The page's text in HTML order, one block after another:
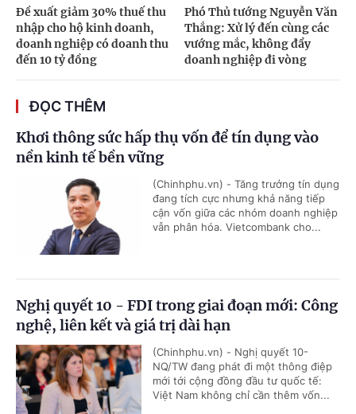
Đề xuất giảm 30% thuế thu
nhập cho hộ kinh doanh,
doanh nghiệp có doanh thu
đến 10 tỷ đồng
Phó Thủ tướng Nguyễn Văn
Thắng: Xử lý đến cùng các
vướng mắc, không đẩy
doanh nghiệp đi vòng
ĐỌC THÊM
Khơi thông sức hấp thụ vốn để tín dụng vào
nền kinh tế bền vững
(Chinhphu.vn) - Tăng trưởng tín dụng
đang tích cực nhưng khả năng tiếp
cận vốn giữa các nhóm doanh nghiệp
vẫn phân hóa. Vietcombank cho...
Nghị quyết 10 - FDI trong giai đoạn mới: Công
nghệ, liên kết và giá trị dài hạn
(Chinhphu.vn) - Nghị quyết 10-
NQ/TW đang phát đi một thông điệp
mới tới cộng đồng đầu tư quốc tế:
Việt Nam không chỉ cần thêm vốn...